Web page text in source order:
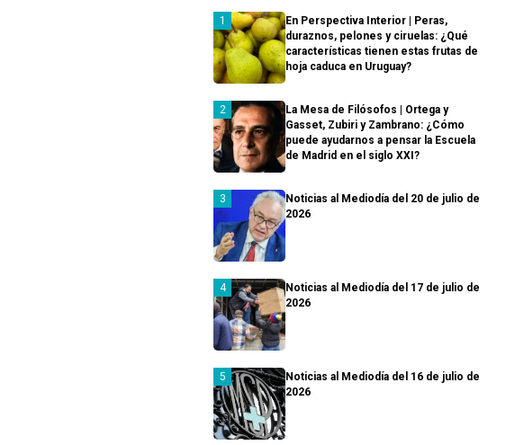
En Perspectiva Interior | Peras,
duraznos, pelones y ciruelas: ¿Qué
características tienen estas frutas de
hoja caduca en Uruguay?
La Mesa de Filósofos | Ortega y
Gasset, Zubiri y Zambrano: ¿Cómo
puede ayudarnos a pensar la Escuela
de Madrid en el siglo XXI?
Noticias al Mediodía del 20 de julio de
2026
Noticias al Mediodía del 17 de julio de
2026
Noticias al Mediodía del 16 de julio de
2026